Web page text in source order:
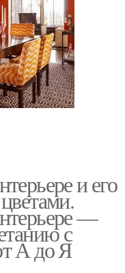
и его
—
с
А до Я